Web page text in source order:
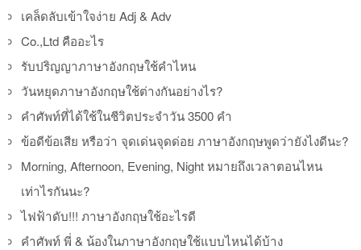
เคล็ดลับเข้าใจง่าย Adj & Adv
Co.,Ltd คืออะไร
รับปริญญาภาษาอังกฤษใช้คำไหน
วันหยุดภาษาอังกฤษใช้ต่างกันอย่างไร?
คำศัพท์ที่ได้ใช้ในชีวิตประจำวัน 3500 คำ
ข้อดีข้อเสีย หรือว่า จุดเด่นจุดด่อย ภาษาอังกฤษพูดว่ายังไงดีนะ?
Morning, Afternoon, Evening, Night หมายถึงเวลาตอนไหน
เท่าไรกันนะ?
ไฟฟ้าดับ!!! ภาษาอังกฤษใช้อะไรดี
คำศัพท์ พี่ & น้องในภาษาอังกฤษใช้แบบไหนได้บ้าง